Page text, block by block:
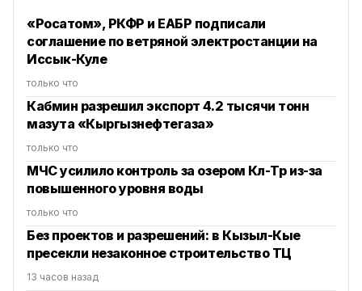
«Росатом», РКФР и ЕАБР подписали
соглашение по ветряной электростанции на
Иссык-Куле
только что
Кабмин разрешил экспорт 4.2 тысячи тонн
мазута «Кыргызнефтегаза»
только что
МЧС усилило контроль за озером Көл-Төр из-за
повышенного уровня воды
только что
Без проектов и разрешений: в Кызыл-Кые
пресекли незаконное строительство ТЦ
13 часов назад